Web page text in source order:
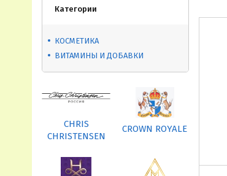
Категории
КОСМЕТИКА
ВИТАМИНЫ И ДОБАВКИ
CHRIS
CHRISTENSEN
CROWN ROYALE